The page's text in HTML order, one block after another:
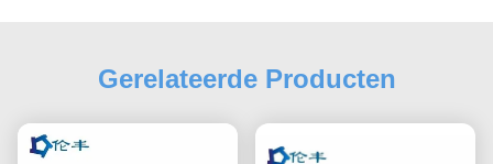
Gerelateerde Producten